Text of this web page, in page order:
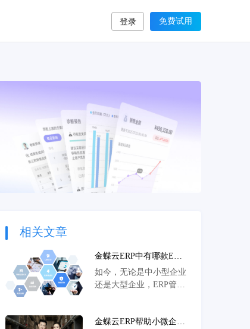
登录 免费试用
相关文章
金蝶云ERP中有哪款ERP
系统适合小微企业？
如今，无论是中小型企业
还是大型企业，ERP管理
用。然而，传统ERP系统
金蝶云ERP帮助小微企业